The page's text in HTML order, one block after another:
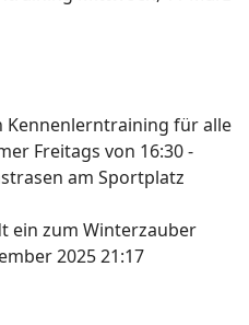
Kennenlerntraining für alle
Freitags von 16:30 -
am Sportplatz
ein zum Winterzauber
2025 21:17